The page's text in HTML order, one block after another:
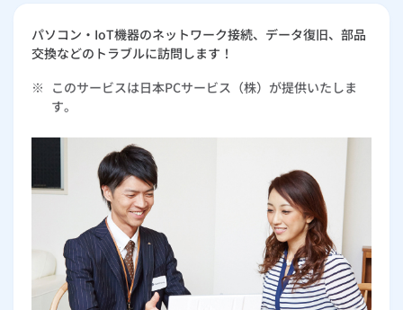
パソコン・IoT機器のネットワーク接続、データ復旧、部品
交換などのトラブルに訪問します！
※ このサービスは日本PCサービス（株）が提供いたしま
す。